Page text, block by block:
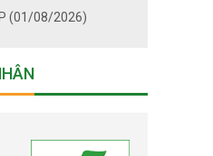
(01/08/2026)